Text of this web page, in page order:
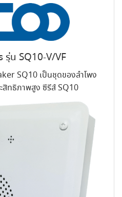
รุ่น SQ10-V/VF
SQ10 เป็นชุดของลำโพง
สิทธิภาพสูง ซีรีส์ SQ10